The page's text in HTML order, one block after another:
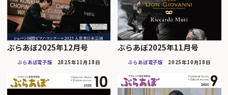
ぶらあぼ2025年12月号
ぶらあぼ電子版 2025年11月18日
ぶらあぼ2025年11月号
ぶらあぼ電子版 2025年10月18日